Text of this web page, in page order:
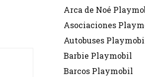
Arca de Noé
Asociaciones
Autobuses
Barbie Playmobil
Barcos Playmobil